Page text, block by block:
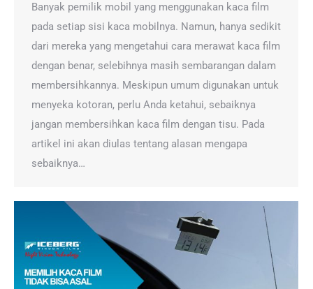
Banyak pemilik mobil yang menggunakan kaca film
pada setiap sisi kaca mobilnya. Namun, hanya sedikit
dari mereka yang mengetahui cara merawat kaca film
dengan benar, selebihnya masih sembarangan dalam
membersihkannya. Meskipun umum digunakan untuk
menyeka kotoran, perlu Anda ketahui, sebaiknya
jangan membersihkan kaca film dengan tisu. Pada
artikel ini akan diulas tentang alasan mengapa
sebaiknya…